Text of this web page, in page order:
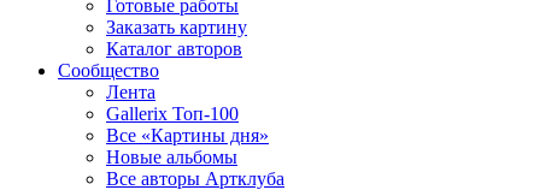
Готовые работы
Заказать картину
Каталог авторов
Сообщество
Лента
Gallerix Топ-100
Все «Картины дня»
Новые альбомы
Все авторы Артклуба